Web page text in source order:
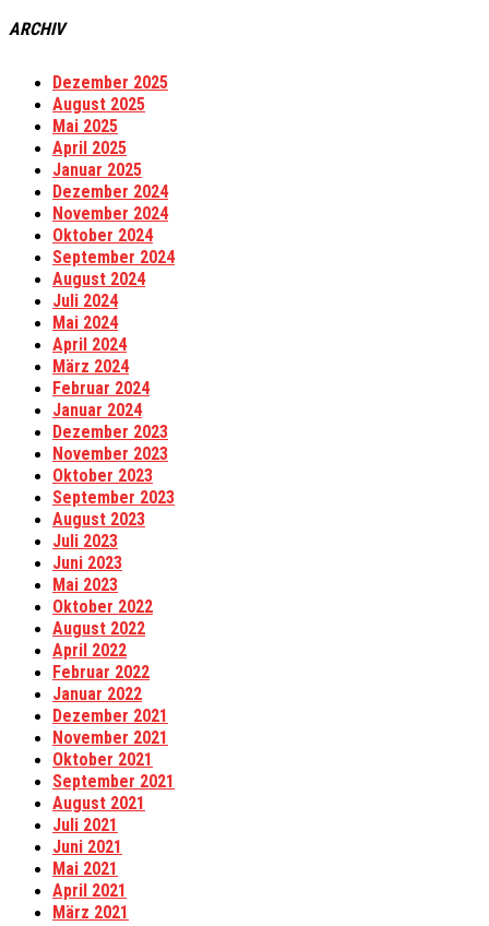
ARCHIV
Dezember 2025
August 2025
Mai 2025
April 2025
Januar 2025
Dezember 2024
November 2024
Oktober 2024
September 2024
August 2024
Juli 2024
Mai 2024
April 2024
März 2024
Februar 2024
Januar 2024
Dezember 2023
November 2023
Oktober 2023
September 2023
August 2023
Juli 2023
Juni 2023
Mai 2023
Oktober 2022
August 2022
April 2022
Februar 2022
Januar 2022
Dezember 2021
November 2021
Oktober 2021
September 2021
August 2021
Juli 2021
Juni 2021
Mai 2021
April 2021
März 2021